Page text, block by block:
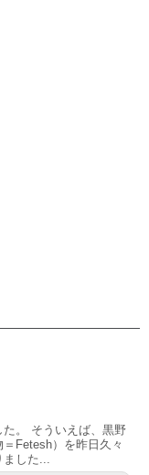
。 そういえば、黒野
Fetesh）を昨日久々
した...